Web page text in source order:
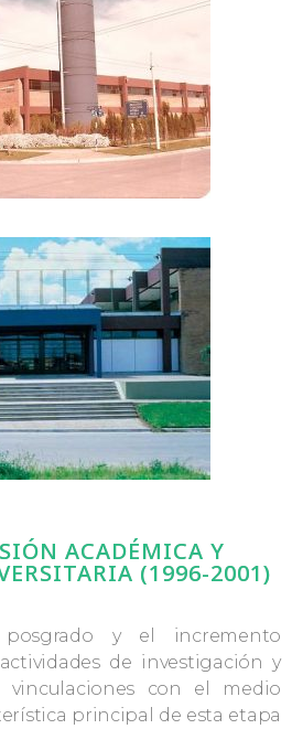
ACADÉMICA Y
(1996-2001)
y el incremento
de investigación y
con el medio
principal de esta etapa